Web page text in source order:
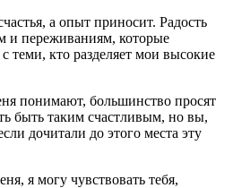
а опыт приносит. Радость
и переживаниям, которые
теми, кто разделяет мои высокие
понимают, большинство просят
быть таким счастливым, но вы,
дочитали до этого места эту
я могу чувствовать тебя,